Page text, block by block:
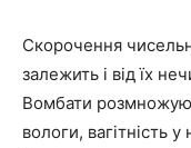
Скорочення
залежить і від їх
Вомбати
вологи, вагітність